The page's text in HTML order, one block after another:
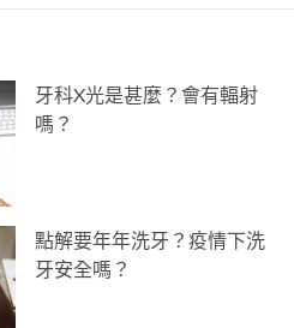
牙科X光是甚麼？會有輻射
嗎？
點解要年年洗牙？疫情下洗
牙安全嗎？